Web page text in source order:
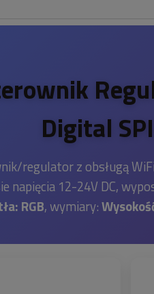
Digital
regulator z obsługą
napięcia 12-24V DC,
RGB, wymiary: